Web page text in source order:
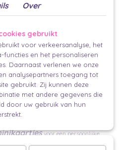
vast te zetten, linten vast te maken,
te geven.
vindt. Deze stickers zijn jouw
voor een persoonlijke
Over
gebruikt
voor verkeersanalyse, het
functies en het personaliseren
Daarnaast verlenen we onze
analysepartners toegang tot
gebruikt. Zij kunnen deze
met andere gegevens die
door uw gebruik van hun